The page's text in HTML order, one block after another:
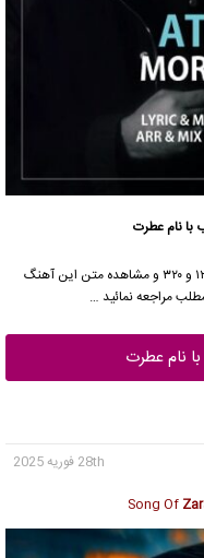
با نام عطرت
با کیفیت ۱۲۸ و ۳۲۰ و مشاهده متن این آهنگ
مراجعه نمائید …
نام عطرت
28th فوریه 2025
Song Of